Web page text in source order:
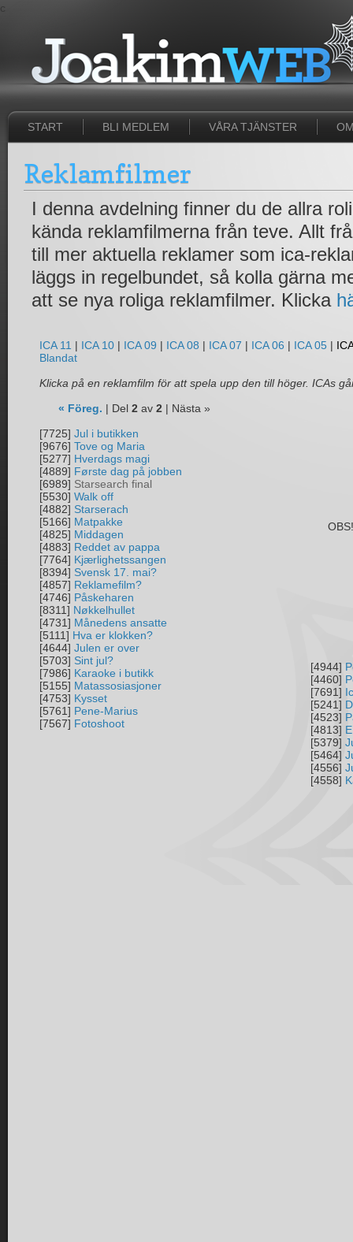
c
START BLI MEDLEM VÅRA TJÄNSTER
Reklamfilmer
I denna avdelning finner du de allra
kända reklamfilmerna från teve. Allt
till mer aktuella reklamer som ica-
läggs in regelbundet, så kolla gärna
att se nya roliga reklamfilmer. Klicka
ICA 11 | ICA 10 | ICA 09 | ICA 08 | ICA 07 | ICA 06 | ICA 05 |
Blandat
Klicka på en reklamfilm för att spela upp den till höger. ICAs
« Föreg. | Del 2 av 2 | Nästa »
[7725] Jul i butikken
[9676] Tove og Maria
[5277] Hverdags magi
[4889] Første dag på jobben
[6989] Starsearch final
[5530] Walk off
[4882] Starserach
[5166] Matpakke
[4825] Middagen
[4883] Reddet av pappa
[7764] Kjærlighetssangen
[8394] Svensk 17. mai?
[4857] Reklamefilm?
[4746] Påskeharen
[8311] Nøkkelhullet
[4731] Månedens ansatte
[5111] Hva er klokken?
[4644] Julen er over
[5703] Sint jul?
[7986] Karaoke i butikk
[5155] Matassosiasjoner
[4753] Kysset
[5761] Pene-Marius
[7567] Fotoshoot
[4944]
[4460]
[7691]
[5241]
[4523]
[4813]
[5379]
[5464]
[4556]
[4558]